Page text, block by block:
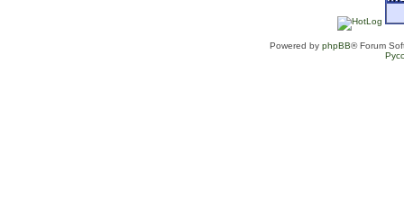
Powered by phpBB® Forum